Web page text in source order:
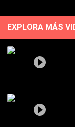
EXPLORA MÁS